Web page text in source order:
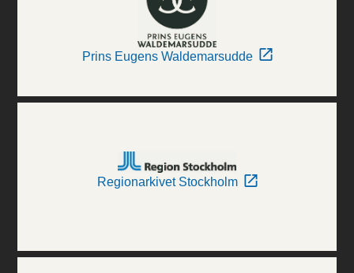
Prins Eugens Waldemarsudde
Regionarkivet Stockholm